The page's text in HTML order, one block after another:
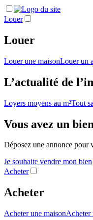
Louer
Louer
Louer une maisonLouer un
L’actualité de
Loyers moyens au m²Tout
Vous avez un
Déposez une annonce pour
Je souhaite vendre mon bien
Acheter
Acheter
Acheter une maisonAcheter